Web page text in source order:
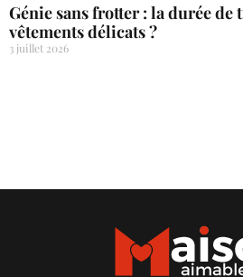
Génie sans frotter : la durée de
vêtements délicats ?
3 juillet 2026